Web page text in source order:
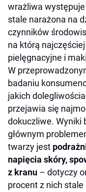
wrażliwa
stale narażona na
czynników
na którą
pielęgnacyjne i
W
badaniu
jakich
przejawia się
dokuczliwe. Wyniki
głównym
twarzy jest
napięcia skóry,
z kranu – dotyczy
procent z nich